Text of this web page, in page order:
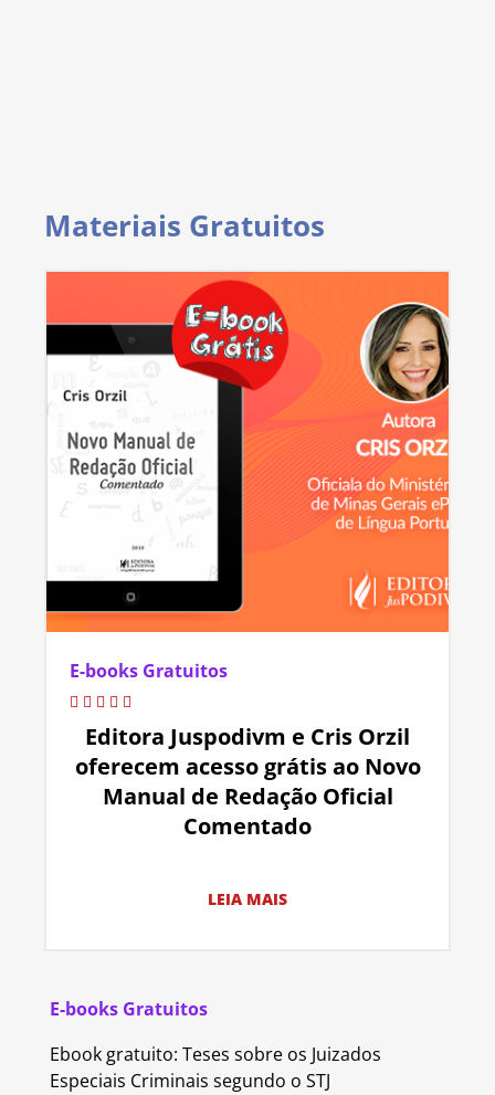
Materiais Gratuitos
E-books Gratuitos
Editora Juspodivm e Cris Orzil
oferecem acesso grátis ao Novo
Manual de Redação Oficial
Comentado
LEIA MAIS
E-books Gratuitos
Ebook gratuito: Teses sobre os Juizados
Especiais Criminais segundo o STJ